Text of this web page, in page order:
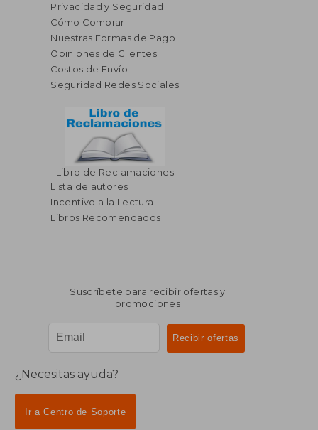
Privacidad y Seguridad
Cómo Comprar
Nuestras Formas de Pago
Opiniones de Clientes
Costos de Envío
Seguridad Redes Sociales
Libro de Reclamaciones
Lista de autores
Incentivo a la Lectura
Libros Recomendados
Suscríbete para recibir ofertas y
promociones
¿Necesitas ayuda?
Ir a Centro de Soporte